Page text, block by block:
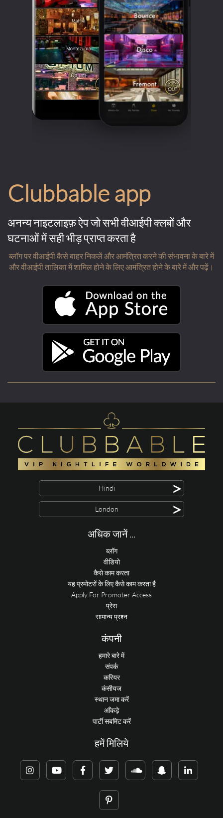
Clubbable app
अनन्य नाइटलाइफ़ ऐप जो सभी वीआईपी क्लबों और
घटनाओं में सही भीड़ प्राप्त करता है
ब्लॉग पर वीआईपी कैसे बाहर निकलें और आमंत्रित करने की संभावना के बारे में
और वीआईपी तालिका में शामिल होने के लिए आमंत्रित होने के बारे में और पढ़ें।
Hindi >
London >
अधिक जानें ...
ब्लॉग
वीडियो
कैसे काम करता
यह प्रमोटरों के लिए कैसे काम करता है
Apply For Promoter Access
प्रेस
सामान्य प्रश्न
कंपनी
हमारे बारे में
संपर्क
करियर
कंसीयज
स्थान जमा करें
आँकड़े
पार्टी सबमिट करें
हमें मिलिये